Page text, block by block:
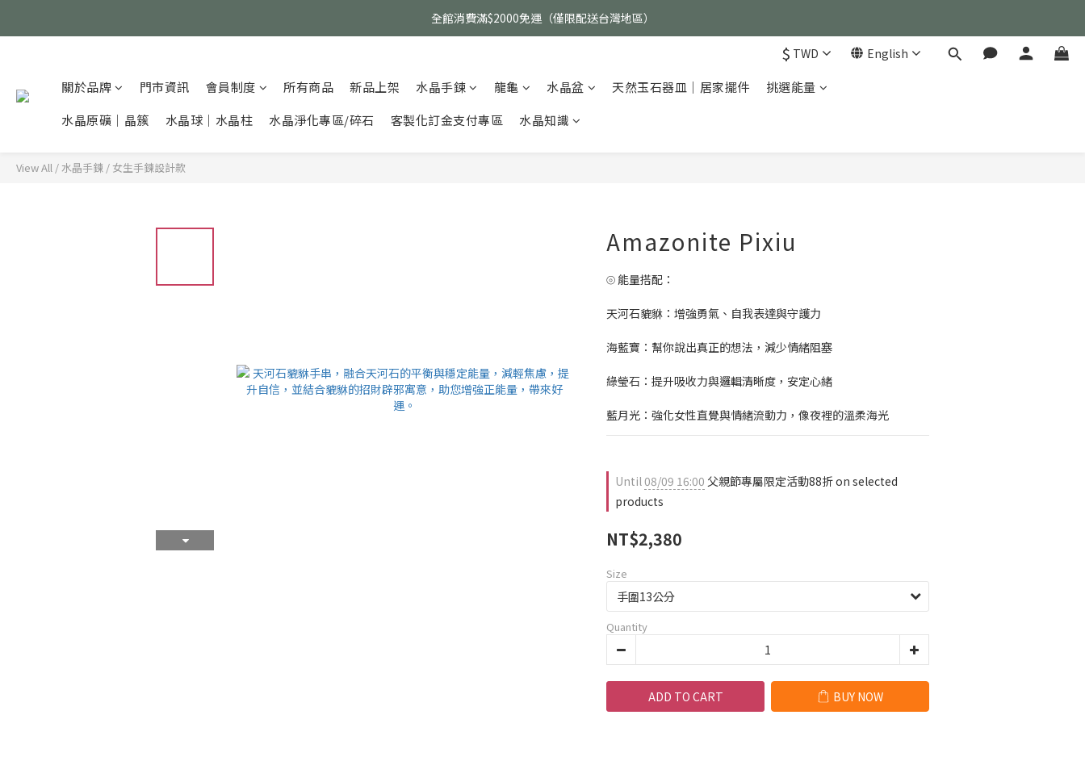
父親節活動｜指定品項任選兩件88折（礦標｜高品水晶｜客製化商品除外）
全館消費滿$2000免運（僅限配送台灣地區）
$ TWD English
關於品牌 門市資訊 會員制度 所有商品 新品上架 水晶手鍊 龍龜 水晶盆 天然玉石器皿｜居家擺件
挑選能量
水晶原礦｜晶簇
水晶球｜水晶柱 水晶淨化專區/碎石 客製化訂金支付專區 水晶知識
View All / 水晶手鍊 / 女生手鍊設計款
Amazonite Pixiu
⦾ 能量搭配：
天河石貔貅：增強勇氣、自我表達與守護力
海藍寶：幫你說出真正的想法，減少情緒阻塞
綠瑩石：提升吸收力與邏輯清晰度，安定心緒
藍月光：強化女性直覺與情緒流動力，像夜裡的溫柔海光
Until08/09 16:00 父親節專屬限定活動88折 on selected
products
NT$2,380
Size
Quantity
ADD TO CART BUY NOW